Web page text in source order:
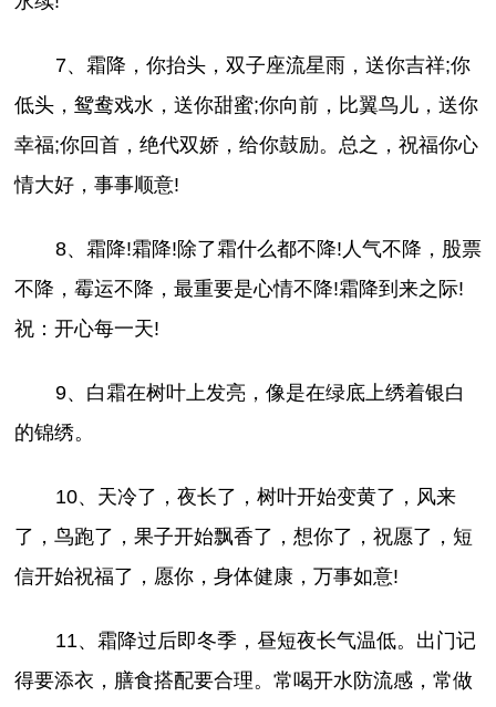
7、霜降，你抬头，双子座流星雨，送你吉祥;你
低头，鸳鸯戏水，送你甜蜜;你向前，比翼鸟儿，送你
幸福;你回首，绝代双娇，给你鼓励。总之，祝福你心
情大好，事事顺意!
8、霜降!霜降!除了霜什么都不降!人气不降，股票
不降，霉运不降，最重要是心情不降!霜降到来之际!
祝：开心每一天!
9、白霜在树叶上发亮，像是在绿底上绣着银白
的锦绣。
10、天冷了，夜长了，树叶开始变黄了，风来
了，鸟跑了，果子开始飘香了，想你了，祝愿了，短
信开始祝福了，愿你，身体健康，万事如意!
11、霜降过后即冬季，昼短夜长气温低。出门记
得要添衣，膳食搭配要合理。常喝开水防流感，常做